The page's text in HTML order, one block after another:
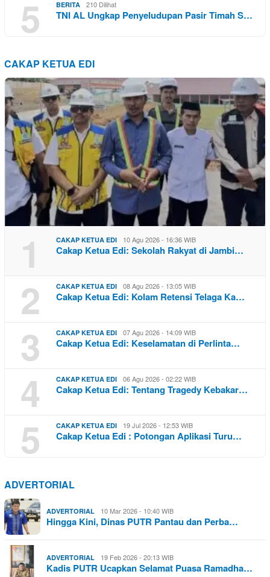
5 BERITA 210 Dilihat
TNI AL Ungkap Penyeludupan Pasir Timah S…
CAKAP KETUA EDI
1 CAKAP KETUA EDI 10 Agu 2026 - 16:36 WIB
Cakap Ketua Edi: Sekolah Rakyat di Jambi…
2 CAKAP KETUA EDI 08 Agu 2026 - 13:05 WIB
Cakap Ketua Edi: Kolam Retensi Telaga Ka…
3 CAKAP KETUA EDI 07 Agu 2026 - 14:09 WIB
Cakap Ketua Edi: Keselamatan di Perlinta…
4 CAKAP KETUA EDI 06 Agu 2026 - 02:22 WIB
Cakap Ketua Edi: Tentang Tragedy Kebakar…
5 CAKAP KETUA EDI 19 Jul 2026 - 12:53 WIB
Cakap Ketua Edi : Potongan Aplikasi Turu…
ADVERTORIAL
ADVERTORIAL 10 Mar 2026 - 10:40 WIB
Hingga Kini, Dinas PUTR Pantau dan Perba…
ADVERTORIAL 19 Feb 2026 - 20:13 WIB
Kadis PUTR Ucapkan Selamat Puasa Ramadha…